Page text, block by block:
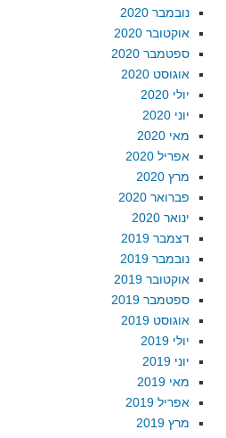
נובמבר 2020
אוקטובר 2020
ספטמבר 2020
אוגוסט 2020
יולי 2020
יוני 2020
מאי 2020
אפריל 2020
מרץ 2020
פברואר 2020
ינואר 2020
דצמבר 2019
נובמבר 2019
אוקטובר 2019
ספטמבר 2019
אוגוסט 2019
יולי 2019
יוני 2019
מאי 2019
אפריל 2019
מרץ 2019